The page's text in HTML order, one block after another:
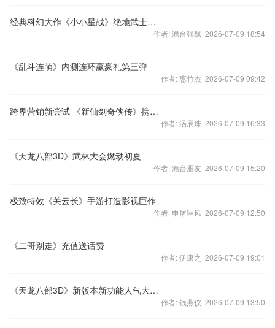
经典科幻大作《小小星战》绝地武士原画曝光
作者: 澹台强飘 2026-07-09 18:54
《乱斗连萌》内测连环赢豪礼第三弹
作者: 惠竹杰 2026-07-09 09:42
跨界营销新尝试 《新仙剑奇侠传》携手京东推出手游合约机
作者: 汤辰珠 2026-07-09 16:33
《天龙八部3D》武林大会燃动初夏
作者: 澹台雁友 2026-07-09 15:20
极致特效《关云长》手游打造影视巨作
作者: 申屠琳风 2026-07-09 12:50
《二哥别走》充值送话费
作者: 伊康之 2026-07-09 19:01
《天龙八部3D》新版本新功能人气大比拼
作者: 钱燕仪 2026-07-09 13:50